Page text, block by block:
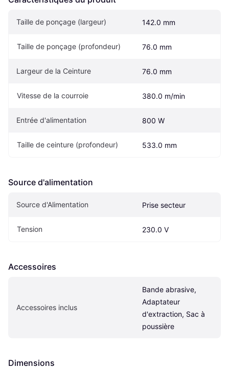
Taille de ponçage (largeur) 142.0 mm
Taille de ponçage (profondeur) 76.0 mm
Largeur de la Ceinture 76.0 mm
Vitesse de la courroie 380.0 m/min
Entrée d'alimentation 800 W
Taille de ceinture (profondeur) 533.0 mm
Source d'alimentation
Source d'Alimentation Prise secteur
Tension 230.0 V
Accessoires
Accessoires inclus
Bande abrasive,
Adaptateur
d'extraction, Sac à
poussière
Dimensions